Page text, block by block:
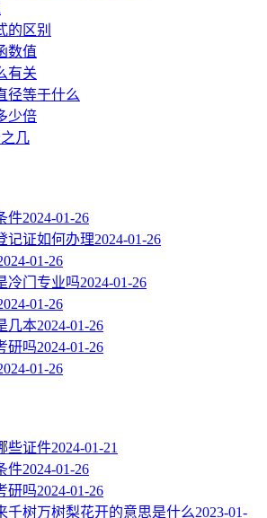
的区别
数值
有关
径等于什么
少倍
几
件2024-01-26
记证如何办理2024-01-26
01-26
冷门专业吗2024-01-26
01-26
几本2024-01-26
研吗2024-01-26
01-26
些证件2024-01-21
件2024-01-26
研吗2024-01-26
千树万树梨花开的意思是什么2023-01-